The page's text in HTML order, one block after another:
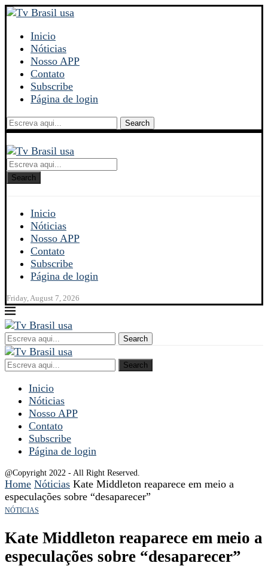
Inicio
Nóticias
Nosso APP
Contato
Subscribe
Página de login
Search
Search
Inicio
Nóticias
Nosso APP
Contato
Subscribe
Página de login
Friday, August 7, 2026
Search
Search
Inicio
Nóticias
Nosso APP
Contato
Subscribe
Página de login
@Copyright 2022 - All Right Reserved.
Home Nóticias Kate Middleton reaparece em meio a
especulações sobre “desaparecer”
NÓTICIAS
Kate Middleton reaparece em meio a
especulações sobre “desaparecer”